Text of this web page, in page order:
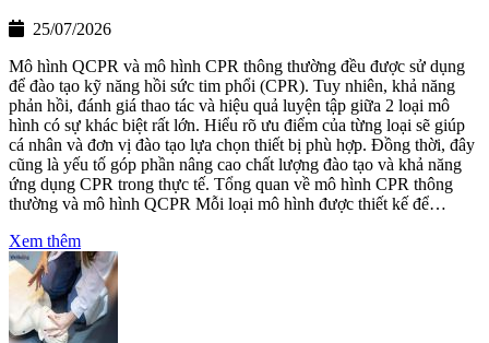
25/07/2026
Mô hình QCPR và mô hình CPR thông thường đều được sử dụng
để đào tạo kỹ năng hồi sức tim phổi (CPR). Tuy nhiên, khả năng
phản hồi, đánh giá thao tác và hiệu quả luyện tập giữa 2 loại mô
hình có sự khác biệt rất lớn. Hiểu rõ ưu điểm của từng loại sẽ giúp
cá nhân và đơn vị đào tạo lựa chọn thiết bị phù hợp. Đồng thời, đây
cũng là yếu tố góp phần nâng cao chất lượng đào tạo và khả năng
ứng dụng CPR trong thực tế. Tổng quan về mô hình CPR thông
thường và mô hình QCPR Mỗi loại mô hình được thiết kế để…
Xem thêm